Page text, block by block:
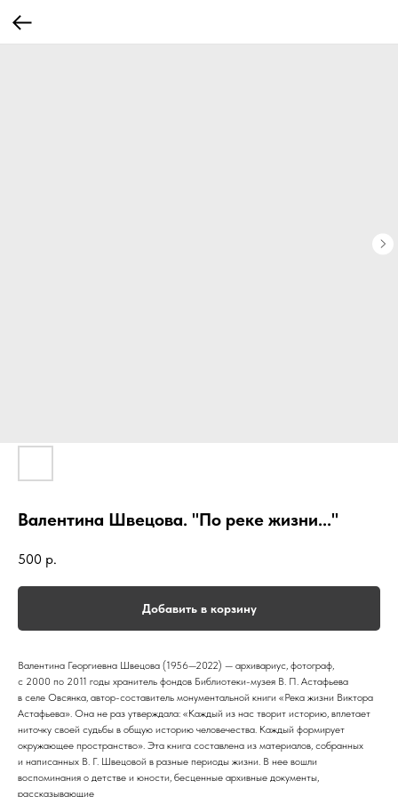
Валентина Швецова. "По реке жизни..."
500 р.
Добавить в корзину
Валентина Георгиевна Швецова (1956—2022) — архивариус, фотограф,
с 2000 по 2011 годы хранитель фондов Библиотеки-музея В. П. Астафьева
в селе Овсянка, автор-составитель монументальной книги «Река жизни Виктора
Астафьева». Она не раз утверждала: «Каждый из нас творит историю, вплетает
ниточку своей судьбы в общую историю человечества. Каждый формирует
окружающее пространство». Эта книга составлена из материалов, собранных
и написанных В. Г. Швецовой в разные периоды жизни. В нее вошли
воспоминания о детстве и юности, бесценные архивные документы,
рассказывающие